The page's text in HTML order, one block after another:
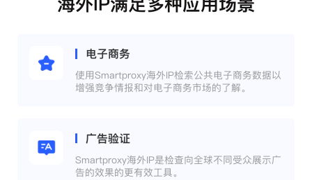
电子商务
使用Smartproxy海外IP检索公共电子商务数据以
增强竞争情报和对电子商务市场的了解。
广告验证
Smartproxy海外IP是检查向全球不同受众展示广
告的效果的更有效工具。